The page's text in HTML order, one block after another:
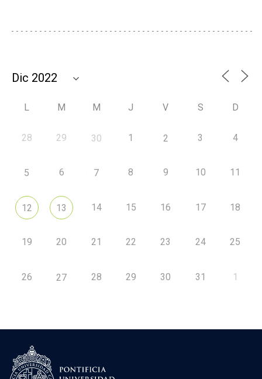
L M M J V S D
28 29 30 1 2 3 4
5 6 7 8 9 10 11
12 13 14 15 16 17 18
19 20 21 22 23 24 25
26 27 28 29 30 31 1